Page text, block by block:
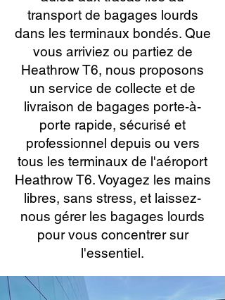
transport de bagages lourds
dans les terminaux bondés. Que
vous arriviez ou partiez de
Heathrow T6, nous proposons
un service de collecte et de
livraison de bagages porte-à-
porte rapide, sécurisé et
professionnel depuis ou vers
tous les terminaux de l'aéroport
Heathrow T6. Voyagez les mains
libres, sans stress, et laissez-
nous gérer les bagages lourds
pour vous concentrer sur
l'essentiel.